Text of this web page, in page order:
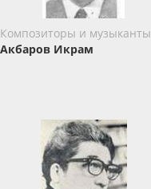
Композиторы и музыканты
Акбаров Икрам